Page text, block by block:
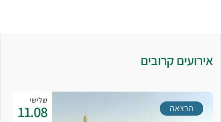
אירועים קרובים
שלישי
11.08 הרצאה